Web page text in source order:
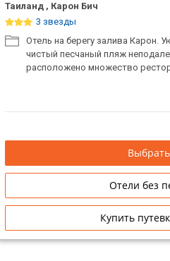
Таиланд , Карон Бич
3 звезды
Отель на берегу залива Карон.
чистый песчаный пляж
расположено множество
Отели без
Купить